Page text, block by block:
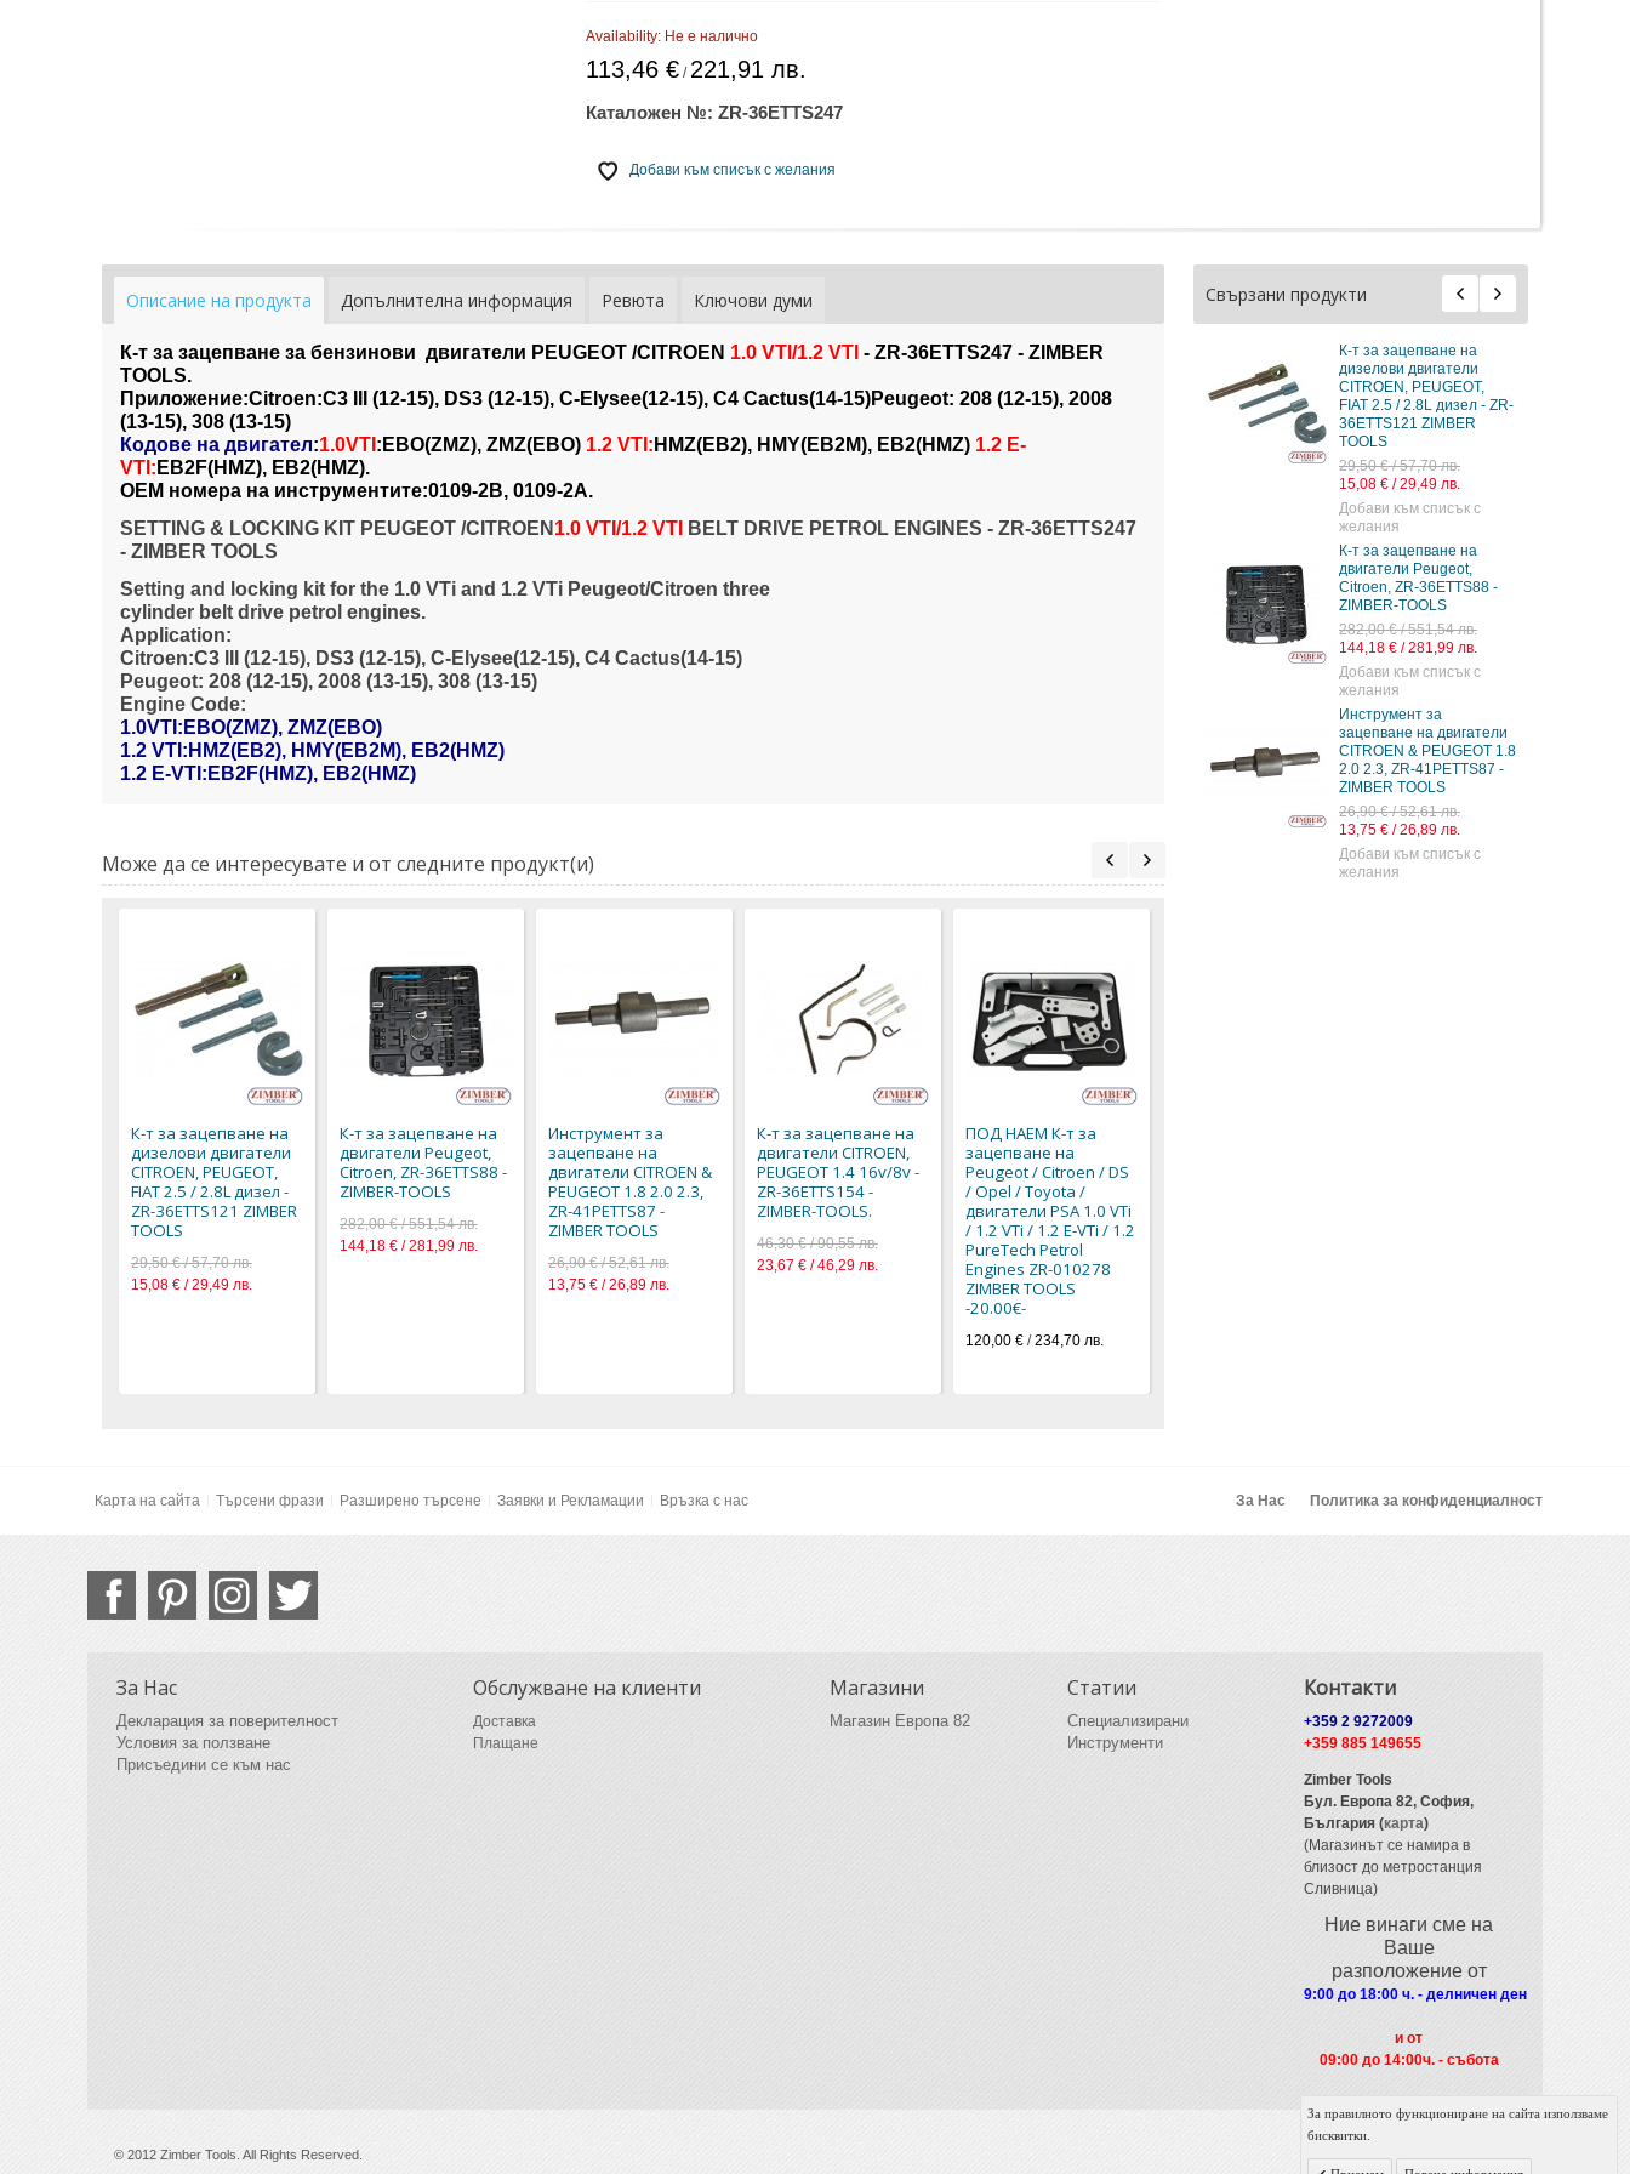
Availability: Не е налично
113,46 € / 221,91 лв.
Каталожен №:ZR-36ETTS247
Добави към списък с желания
Описание на продукта Допълнителна информация Ревюта Ключови думи
К-т за зацепване за бензинови двигатели PEUGEOT /CITROEN 1.0 VTI/1.2 VTI - ZR-36ETTS247 - ZIMBER
TOOLS.
Приложение:Citroen:C3 III (12-15), DS3 (12-15), C-Elysee(12-15), C4 Cactus(14-15)Peugeot: 208 (12-15), 2008
(13-15), 308 (13-15)
Кодове на двигател:1.0VTI :EBO(ZMZ), ZMZ(EBO) 1.2 VTI: HMZ(EB2), HMY(EB2M), EB2(HMZ) 1.2 E-
VTI: EB2F(HMZ), EB2(HMZ).
OEM номера на инструментите:0109-2B, 0109-2A.
SETTING & LOCKING KIT PEUGEOT /CITROEN 1.0 VTI/1.2 VTI
BELT DRIVE PETROL ENGINES - ZR-36ETTS247
- ZIMBER TOOLS
Setting and locking kit for the 1.0 VTi and 1.2 VTi Peugeot/Citroen three
cylinder belt drive petrol engines.
Application:
Citroen:C3 III (12-15), DS3 (12-15), C-Elysee(12-15), C4 Cactus(14-15)
Peugeot: 208 (12-15), 2008 (13-15), 308 (13-15)
Engine Code:
1.0VTI:EBO(ZMZ), ZMZ(EBO)
1.2 VTI:HMZ(EB2), HMY(EB2M), EB2(HMZ)
1.2 E-VTI:EB2F(HMZ), EB2(HMZ)
Свързани продукти
К-т за зацепване на
дизелови двигатели
CITROEN, PEUGEOT,
FIAT 2.5 / 2.8L дизел - ZR-
36ETTS121 ZIMBER
TOOLS
29,50 € / 57,70 лв.
15,08 € / 29,49 лв.
Добави към списък с
желания
К-т за зацепване на
двигатели Peugeot,
Citroen, ZR-36ETTS88 -
ZIMBER-TOOLS
282,00 € / 551,54 лв.
144,18 € / 281,99 лв.
Добави към списък с
желания
Инструмент за
зацепване на двигатели
CITROEN & PEUGEOT 1.8
2.0 2.3, ZR-41PETTS87 -
ZIMBER TOOLS
26,90 € / 52,61 лв.
13,75 € / 26,89 лв.
Добави към списък с
желания
Може да се интересувате и от следните продукт(и)
К-т за зацепване на
дизелови двигатели
CITROEN, PEUGEOT,
FIAT 2.5 / 2.8L дизел -
ZR-36ETTS121 ZIMBER
TOOLS
29,50 € / 57,70 лв.
15,08 € / 29,49 лв.
К-т за зацепване на
двигатели Peugeot,
Citroen, ZR-36ETTS88 -
ZIMBER-TOOLS
282,00 € / 551,54 лв.
144,18 € / 281,99 лв.
Инструмент за
зацепване на
двигатели CITROEN &
PEUGEOT 1.8 2.0 2.3,
ZR-41PETTS87 -
ZIMBER TOOLS
26,90 € / 52,61 лв.
13,75 € / 26,89 лв.
К-т за зацепване на
двигатели CITROEN,
PEUGEOT 1.4 16v/8v -
ZR-36ETTS154 -
ZIMBER-TOOLS.
46,30 € / 90,55 лв.
23,67 € / 46,29 лв.
ПОД НАЕМ К-т за
зацепване на
Peugeot / Citroen / DS
/ Opel / Toyota /
двигатели PSA 1.0 VTi
/ 1.2 VTi / 1.2 E-VTi / 1.2
PureTech Petrol
Engines ZR-010278
ZIMBER TOOLS
-20.00€-
120,00 €/234,70 лв.
Карта на сайта Търсени фрази Разширено търсене Заявки и Рекламации Връзка с нас За Нас Политика за конфиденциалност
За Нас
Декларация за поверителност
Условия за ползване
Присъедини се към нас
Обслужване на клиенти
Доставка
Плащане
Магазини
Магазин Европа 82
Статии
Специализирани
Инструменти
Контакти
+359 2 9272009
+359 885 149655
Zimber Tools
Бул. Европа 82,София,
България (карта)
(Магазинът се намира в
близост до метростанция
Сливница)
Ние винаги сме на
Ваше
разположение от
9:00 до 18:00 ч. - делничен ден
и от
09:00 до 14:00ч. - събота
© 2012 Zimber Tools. All Rights Reserved.
За правилното функциониране на сайта използваме
бисквитки.